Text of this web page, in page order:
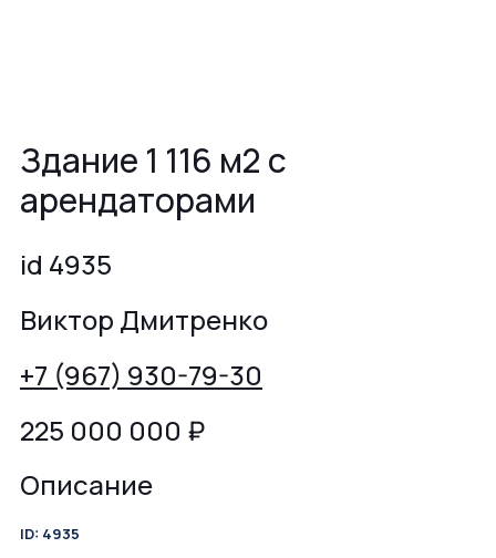
Здание 1 116 м2 с
арендаторами
id 4935
Виктор Дмитренко
+7 (967) 930-79-30
225 000 000 ₽
Описание
ID: 4935